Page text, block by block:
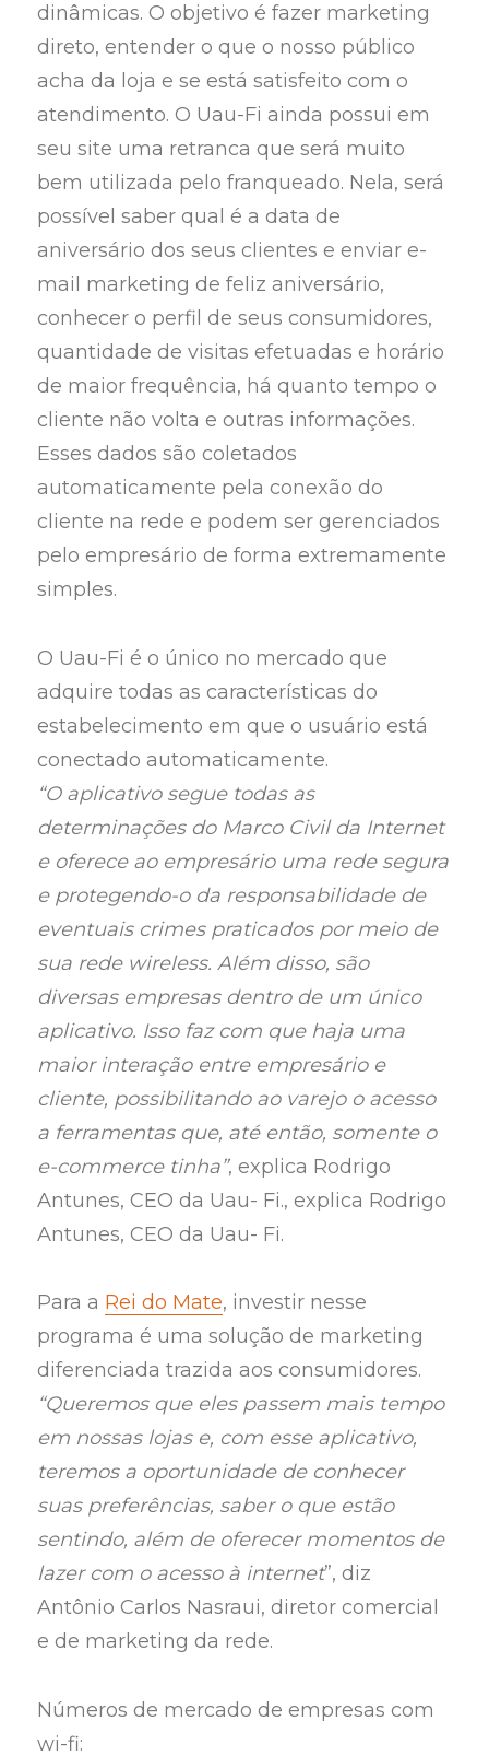
dinâmicas. O objetivo é fazer marketing
direto, entender o que o nosso público
acha da loja e se está satisfeito com o
atendimento. O Uau-Fi ainda possui em
seu site uma retranca que será muito
bem utilizada pelo franqueado. Nela, será
possível saber qual é a data de
aniversário dos seus clientes e enviar e-
mail marketing de feliz aniversário,
conhecer o perfil de seus consumidores,
quantidade de visitas efetuadas e horário
de maior frequência, há quanto tempo o
cliente não volta e outras informações.
Esses dados são coletados
automaticamente pela conexão do
cliente na rede e podem ser gerenciados
pelo empresário de forma extremamente
simples.
O Uau-Fi é o único no mercado que
adquire todas as características do
estabelecimento em que o usuário está
conectado automaticamente.
“O aplicativo segue todas as
determinações do Marco Civil da Internet
e oferece ao empresário uma rede segura
e protegendo-o da responsabilidade de
eventuais crimes praticados por meio de
sua rede wireless. Além disso, são
diversas empresas dentro de um único
aplicativo. Isso faz com que haja uma
maior interação entre empresário e
cliente, possibilitando ao varejo o acesso
a ferramentas que, até então, somente o
e-commerce tinha”, explica Rodrigo
Antunes, CEO da Uau- Fi., explica Rodrigo
Antunes, CEO da Uau- Fi.
Para a Rei do Mate, investir nesse
programa é uma solução de marketing
diferenciada trazida aos consumidores.
“Queremos que eles passem mais tempo
em nossas lojas e, com esse aplicativo,
teremos a oportunidade de conhecer
suas preferências, saber o que estão
sentindo, além de oferecer momentos de
lazer com o acesso à internet”, diz
Antônio Carlos Nasraui, diretor comercial
e de marketing da rede.
Números de mercado de empresas com
wi-fi: